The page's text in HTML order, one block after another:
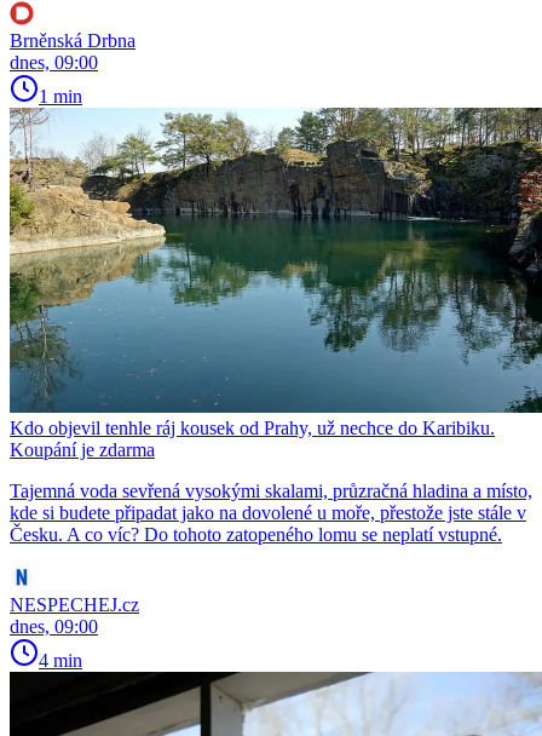
Brněnská Drbna
dnes, 09:00
1 min
Kdo objevil tenhle ráj kousek od Prahy, už nechce do Karibiku.
Koupání je zdarma
Tajemná voda sevřená vysokými skalami, průzračná hladina a místo,
kde si budete připadat jako na dovolené u moře, přestože jste stále v
Česku. A co víc? Do tohoto zatopeného lomu se neplatí vstupné.
NESPECHEJ.cz
dnes, 09:00
4 min